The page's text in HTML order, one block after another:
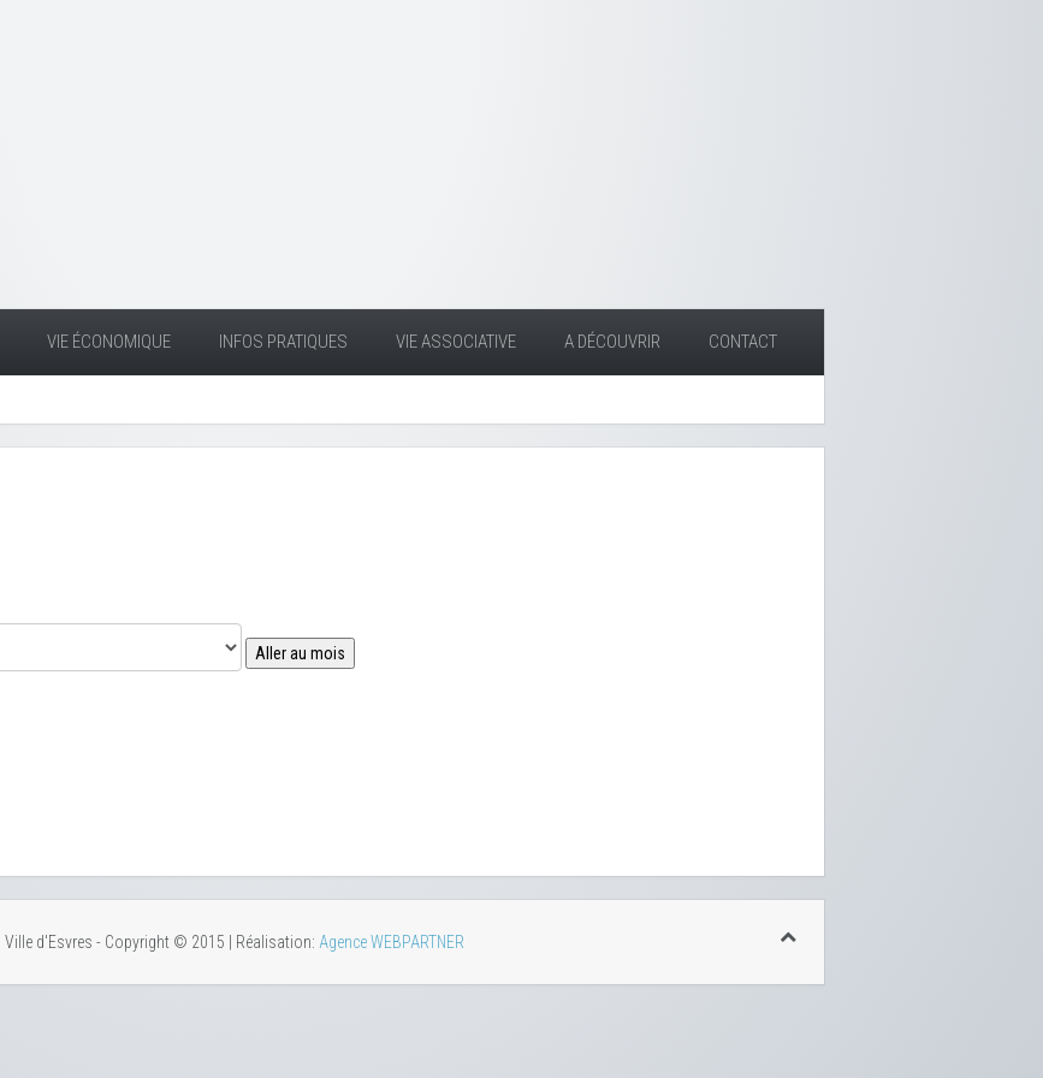
VIE ÉCONOMIQUE INFOS PRATIQUES VIE ASSOCIATIVE A DÉCOUVRIR CONTACT
Aller au mois
Ville d'Esvres - Copyright © 2015 | Réalisation: Agence WEBPARTNER